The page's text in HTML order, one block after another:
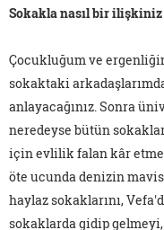
Sokakla nasıl bir ilişkiniz
Çocukluğum ve
sokaktaki
anlayacağınız. Sonra
neredeyse bütün
için evlilik falan kâr
öte ucunda denizin
haylaz sokaklarını,
sokaklarda gidip